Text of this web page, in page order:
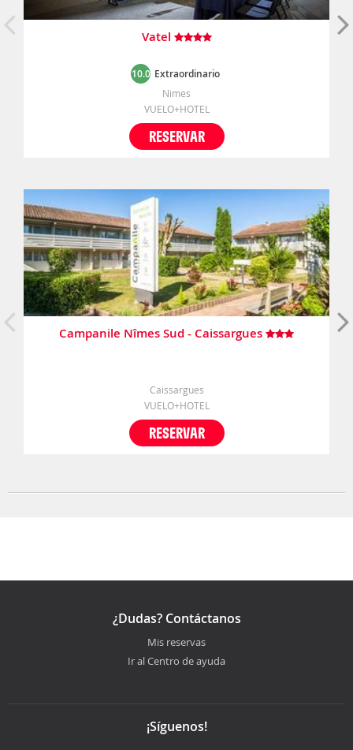
Vatel
10.0 Extraordinario
Nimes
VUELO+HOTEL
RESERVAR
Campanile Nîmes Sud - Caissargues
Caissargues
VUELO+HOTEL
RESERVAR
¿Dudas? Contáctanos
Mis reservas
Ir al Centro de ayuda
¡Síguenos!